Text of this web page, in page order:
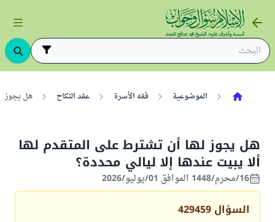
الموضوعية فقه الأسرة عقد النكاح هل يجوز
هل يجوز لها أن تشترط على المتقدم لها
ألا يبيت عندها إلا ليالي محددة؟
16/محرم/1448 الموافق 01/يوليو/2026
السؤال 429459